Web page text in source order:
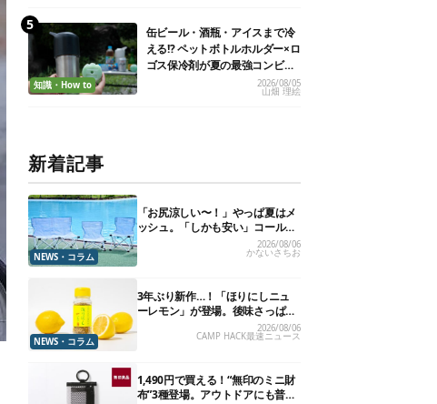
知識・How to
缶ビール・酒瓶・アイスまで冷
える!? ペットボトルホルダー×ロ
ゴス保冷剤が夏の最強コンビだ
2026/08/05
山畑 理絵
新着記事
NEWS・コラム
「お尻涼しい〜！」やっぱ夏はメ
ッシュ。「しかも安い」コールマ
ン今年の新作は、カラーもさわや
かです
2026/08/06
かないさちお
NEWS・コラム
3年ぶり新作…！「ほりにしニュ
ーレモン」が登場。後味さっぱり
の万能スパイス！【8月21日発
2026/08/06
CAMP HACK最速ニュース
1,490円で買える！“無印のミニ財
布”3種登場。アウトドアにも普段